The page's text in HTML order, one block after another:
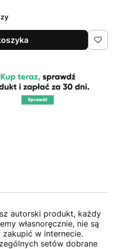
autorski produkt, każdy
własnoręcznie, nie są
w internecie.
setów dobrane